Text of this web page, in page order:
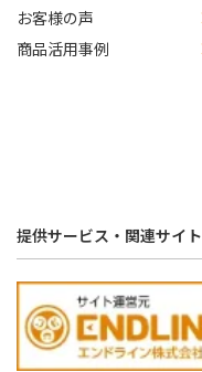
お客様の声
商品活用事例
提供サービス・関連サイト